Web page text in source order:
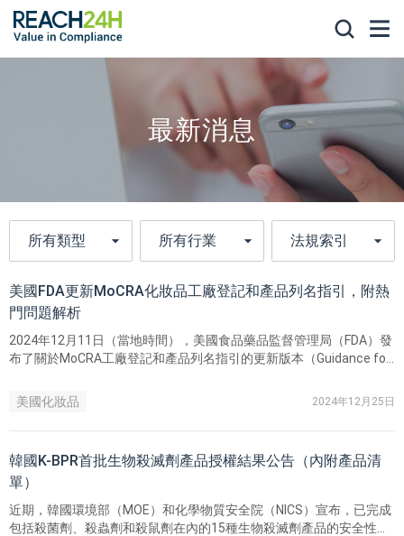
最新消息
美國FDA更新MoCRA化妝品工廠登記和產品列名指引，附熱
門問題解析
2024年12月11日（當地時間），美國食品藥品監督管理局（FDA）發
布了關於MoCRA工廠登記和產品列名指引的更新版本（Guidance for
and Products）。此次更新提供了有關工廠登記和產品列名問題
（Q1-Q19）的最終官方回覆，並就3個新增問題（Q20-Q22）徵詢業
界意見。
美國化妝品 2024年12月25日
韓國K-BPR首批生物殺滅劑產品授權結果公告（內附產品清
單）
近期，韓國環境部（MOE）和化學物質安全院（NICS）宣布，已完成
包括殺菌劑、殺蟲劑和殺鼠劑在內的15種生物殺滅劑產品的安全性和